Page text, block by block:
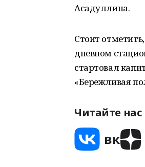
Асадуллина.
Стоит
дневном
стартовал
«Бережливая
Читайте нас